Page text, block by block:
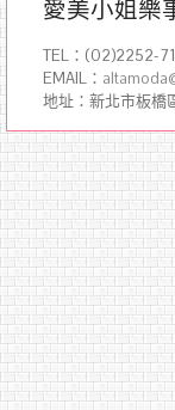
愛美小姐樂
TEL：(02)2252-
EMAIL：
地址：新北市板橋